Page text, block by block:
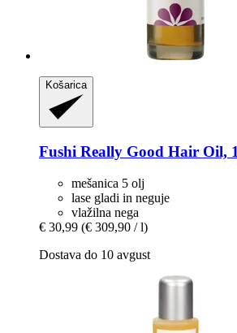
Košarica
Fushi Really Good Hair Oil,
mešanica 5 olj
lase gladi in neguje
vlažilna nega
€ 30,99 (€ 309,90 / l)
Dostava do 10 avgust